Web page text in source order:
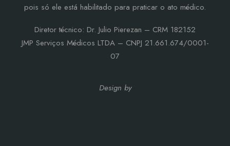
pois só ele está habilitado para praticar o ato médico.
Diretor técnico: Dr. Julio Pierezan – CRM 182152
JMP Serviços Médicos LTDA – CNPJ 21.661.674/0001-
07
Design by